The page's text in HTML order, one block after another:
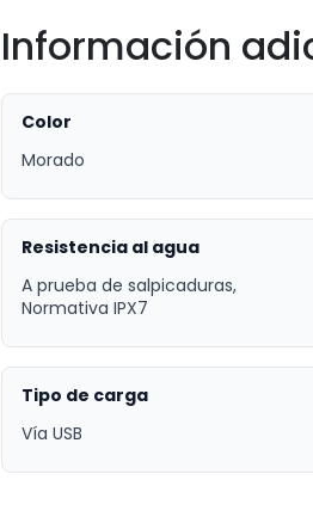
Información
Color
Morado
Resistencia al agua
A prueba de salpicaduras,
Normativa IPX7
Tipo de carga
Vía USB